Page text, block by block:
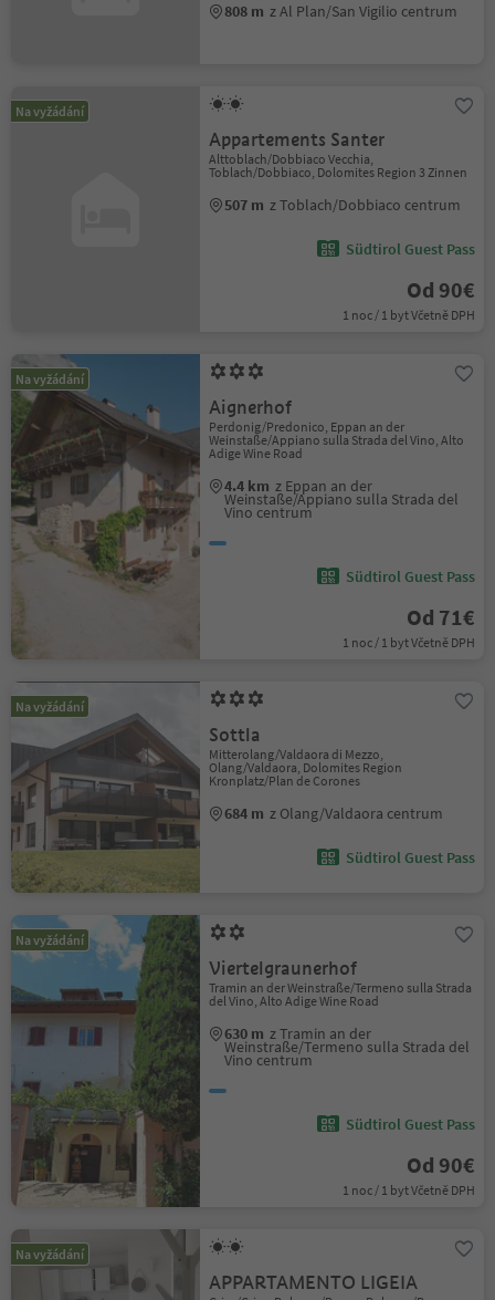
808 m z Al Plan/San Vigilio centrum
Na vyžádání
Appartements Santer
Alttoblach/Dobbiaco Vecchia,
Toblach/Dobbiaco, Dolomites Region 3 Zinnen
507 m z Toblach/Dobbiaco centrum
Südtirol Guest Pass
Od 90€
1 noc / 1 byt Včetně DPH
Na vyžádání
Aignerhof
Perdonig/Predonico, Eppan an der
Weinstaße/Appiano sulla Strada del Vino, Alto
Adige Wine Road
4.4 km z Eppan an der
Weinstaße/Appiano sulla Strada del
Vino centrum
Südtirol Guest Pass
Od 71€
1 noc / 1 byt Včetně DPH
Na vyžádání
Sottla
Mitterolang/Valdaora di Mezzo,
Olang/Valdaora, Dolomites Region
Kronplatz/Plan de Corones
684 m z Olang/Valdaora centrum
Südtirol Guest Pass
Na vyžádání
Viertelgraunerhof
Tramin an der Weinstraße/Termeno sulla Strada
del Vino, Alto Adige Wine Road
630 m z Tramin an der
Weinstraße/Termeno sulla Strada del
Vino centrum
Südtirol Guest Pass
Od 90€
1 noc / 1 byt Včetně DPH
Na vyžádání
APPARTAMENTO LIGEIA